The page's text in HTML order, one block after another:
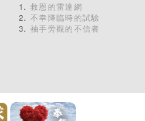
救恩的雷達網
不幸降臨時的試驗
袖手旁觀的不信者